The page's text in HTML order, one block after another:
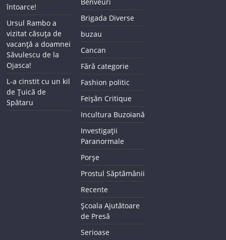
întoarce!
Ursul Rambo a
vizitat căsuța de
vacanță a doamnei
Săvulescu de la
Ojasca!
L-a cinstit cu un kil
de Țuică de
Spătaru
Brigada Diverse
buzau
Cancan
Fără categorie
Fashion politic
Feișăn Critique
Incultura Buzoiană
Investigații
Paranormale
Porșe
Prostul Săptămânii
Recente
Școala Ajutătoare
de Presă
Serioase